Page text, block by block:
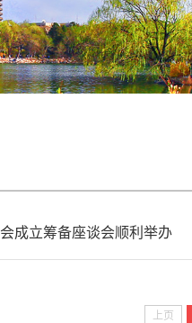
成立筹备座谈会顺利举办
上页